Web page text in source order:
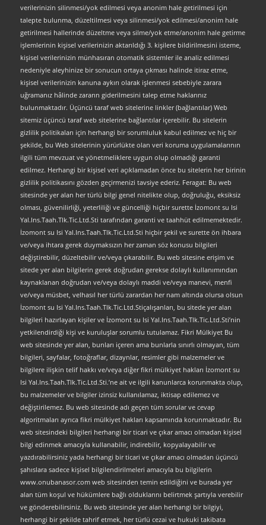
verilerinizin silinmesi/yok edilmesi veya anonim hale getirilmesi için
talepte bulunma, düzeltilmesi veya silinmesi/yok edilmesi/anonim hale
getirilmesi hallerinde düzeltme veya silme/yok etme/anonim hale getirme
işlemlerinin kişisel verilerinizin aktarıldığı 3. kişilere bildirilmesini isteme,
kişisel verilerinizin münhasıran otomatik sistemler ile analiz edilmesi
nedeniyle aleyhinize bir sonucun ortaya çıkması halinde itiraz etme,
kişisel verilerinizin kanuna aykırı olarak işlenmesi sebebiyle zarara
uğramanız hâlinde zararın giderilmesini talep etme haklarınız
bulunmaktadır. Üçüncü taraf web sitelerine linkler (bağlantılar) Web
sitemiz üçüncü taraf web sitelerine bağlantılar içerebilir. Bu sitelerin
gizlilik politikaları için herhangi bir sorumluluk kabul edilmez ve hiç bir
şekilde, bu Web sitelerinin yürürlükte olan veri koruma uygulamalarının
ilgili tüm mevzuat ve yönetmeliklere uygun olup olmadığı garanti
edilmez. Herhangi bir kişisel veri açıklamadan önce bu sitelerin her birinin
gizlilik politikasını gözden geçirmenizi tavsiye ederiz. Feragat: Bu web
sitesinde yer alan her türlü bilgi genel nitelikte olup, doğruluğu, eksiksiz
olması, güvenilirliği, yeterliliği ve güncelliği hiçbir surette İzomont su Isi
Yal.Ins.Taah.Tlk.Tic.Ltd.Sti tarafından garanti ve taahhüt edilmemektedir.
İzomont su Isi Yal.Ins.Taah.Tlk.Tic.Ltd.Sti hiçbir şekil ve surette ön ihbara
ve/veya ihtara gerek duymaksızın her zaman söz konusu bilgileri
değiştirebilir, düzeltebilir ve/veya çıkarabilir. Bu web sitesine erişim ve
sitede yer alan bilgilerin gerek doğrudan gerekse dolaylı kullanımından
kaynaklanan doğrudan ve/veya dolaylı maddi ve/veya manevi, menfi
ve/veya müsbet, velhasıl her türlü zarardan her nam altında olursa olsun
İzomont su Isi Yal.Ins.Taah.Tlk.Tic.Ltd.Stiçalışanları, bu sitede yer alan
bilgileri hazırlayan kişiler ve İzomont su Isi Yal.Ins.Taah.Tlk.Tic.Ltd.Sti’nin
yetkilendirdiği kişi ve kuruluşlar sorumlu tutulamaz. Fikri Mülkiyet Bu
web sitesinde yer alan, bunları içeren ama bunlarla sınırlı olmayan, tüm
bilgileri, sayfalar, fotoğraflar, dizaynlar, resimler gibi malzemeler ve
bilgilere ilişkin telif hakkı ve/veya diğer fikri mülkiyet hakları İzomont su
Isi Yal.Ins.Taah.Tlk.Tic.Ltd.Sti.’ne ait ve ilgili kanunlarca korunmakta olup,
bu malzemeler ve bilgiler izinsiz kullanılamaz, iktisap edilemez ve
değiştirilemez. Bu web sitesinde adı geçen tüm sorular ve cevap
algoritmaları ayrıca fikri mülkiyet hakları kapsamında korunmaktadır. Bu
web sitesindeki bilgileri herhangi bir ticari ve çıkar amacı olmadan kişisel
bilgi edinmek amacıyla kullanabilir, indirebilir, kopyalayabilir ve
yazdırabilirsiniz yada herhangi bir ticari ve çıkar amacı olmadan üçüncü
şahıslara sadece kişisel bilgilendirilmeleri amacıyla bu bilgilerin
www.onubanasor.com web sitesinden temin edildiğini ve burada yer
alan tüm koşul ve hükümlere bağlı olduklarını belirtmek şartıyla verebilir
ve gönderebilirsiniz. Bu web sitesinde yer alan herhangi bir bilgiyi,
herhangi bir şekilde tahrif etmek, her türlü cezai ve hukuki takibata